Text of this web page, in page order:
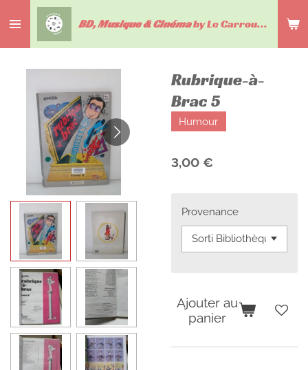
au
contenu
BD, Musique & Cinémaby Le Carrousel du livre
Rubrique-à-
Brac 5
Humour
3,00 €
Provenance
Ajouter au
panier